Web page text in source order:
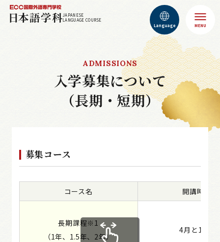
JAPANESE
LANGUAGE COURSE
Language
MENU
ADMISSIONS
入学募集について
（長期・短期）
募集コース
コース名 開講時期
長期課程※1
（1年、1.5年、2年）
4月と10月